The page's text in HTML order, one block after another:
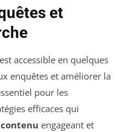
et
est accessible en quelques
enquêtes et améliorer la
pour les
efficaces qui
contenu engageant et